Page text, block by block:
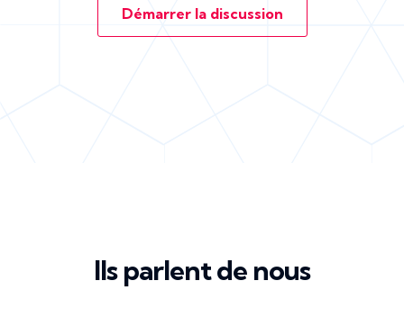
Démarrer la discussion
Ils parlent de nous